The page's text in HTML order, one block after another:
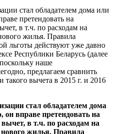
стал обладателем дома или
претендовать на
в т.ч. по расходам на
жилья. Правила
льготы действуют уже давно
Республики Беларусь (далее
наше
предлагаем сравнить
вычета в 2015 г. и 2016
стал обладателем дома
вправе претендовать на
в т.ч. по расходам на
жилья. Правила